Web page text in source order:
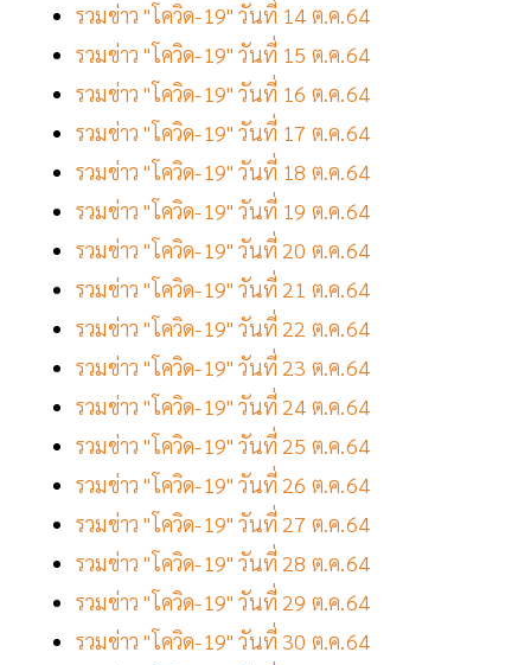
รวมข่าว "โควิด-19" วันที่ 14 ต.ค.64
รวมข่าว "โควิด-19" วันที่ 15 ต.ค.64
รวมข่าว "โควิด-19" วันที่ 16 ต.ค.64
รวมข่าว "โควิด-19" วันที่ 17 ต.ค.64
รวมข่าว "โควิด-19" วันที่ 18 ต.ค.64
รวมข่าว "โควิด-19" วันที่ 19 ต.ค.64
รวมข่าว "โควิด-19" วันที่ 20 ต.ค.64
รวมข่าว "โควิด-19" วันที่ 21 ต.ค.64
รวมข่าว "โควิด-19" วันที่ 22 ต.ค.64
รวมข่าว "โควิด-19" วันที่ 23 ต.ค.64
รวมข่าว "โควิด-19" วันที่ 24 ต.ค.64
รวมข่าว "โควิด-19" วันที่ 25 ต.ค.64
รวมข่าว "โควิด-19" วันที่ 26 ต.ค.64
รวมข่าว "โควิด-19" วันที่ 27 ต.ค.64
รวมข่าว "โควิด-19" วันที่ 28 ต.ค.64
รวมข่าว "โควิด-19" วันที่ 29 ต.ค.64
รวมข่าว "โควิด-19" วันที่ 30 ต.ค.64